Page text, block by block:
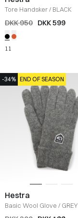
Tore Handsker/ BLACK
DKK 950 DKK 599
11
-34% END OF SEASON
Hestra
Basic Wool Glove / GREY